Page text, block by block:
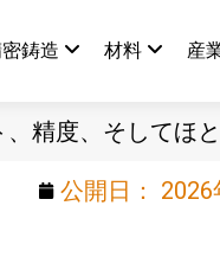
鋳造 材料 産
精度、そしてほ
公開日： 2026